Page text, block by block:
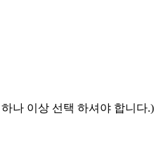
나 이상 선택 하셔야 합니다.)